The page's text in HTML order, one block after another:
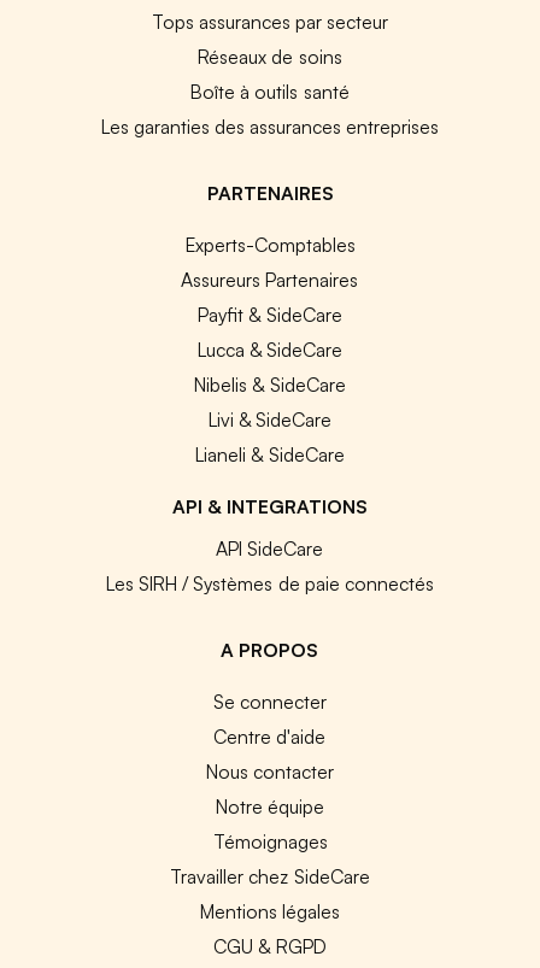
Tops assurances par secteur
Réseaux de soins
Boîte à outils santé
Les garanties des assurances entreprises
PARTENAIRES
Experts-Comptables
Assureurs Partenaires
Payfit & SideCare
Lucca & SideCare
Nibelis & SideCare
Livi & SideCare
Lianeli & SideCare
API & INTEGRATIONS
API SideCare
Les SIRH / Systèmes de paie connectés
A PROPOS
Se connecter
Centre d'aide
Nous contacter
Notre équipe
Témoignages
Travailler chez SideCare
Mentions légales
CGU & RGPD